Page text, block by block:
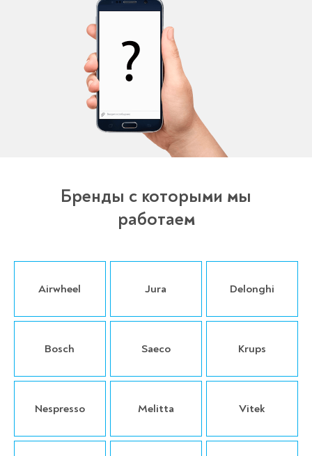
Бренды с которыми мы
работаем
Airwheel Jura Delonghi
Bosch Saeco Krups
Nespresso Melitta Vitek